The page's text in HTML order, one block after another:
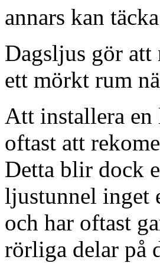
annars kan
Dagsljus gör
ett mörkt rum
Att installera en
oftast att
Detta blir dock
ljustunnel inget
och har oftast
rörliga delar på